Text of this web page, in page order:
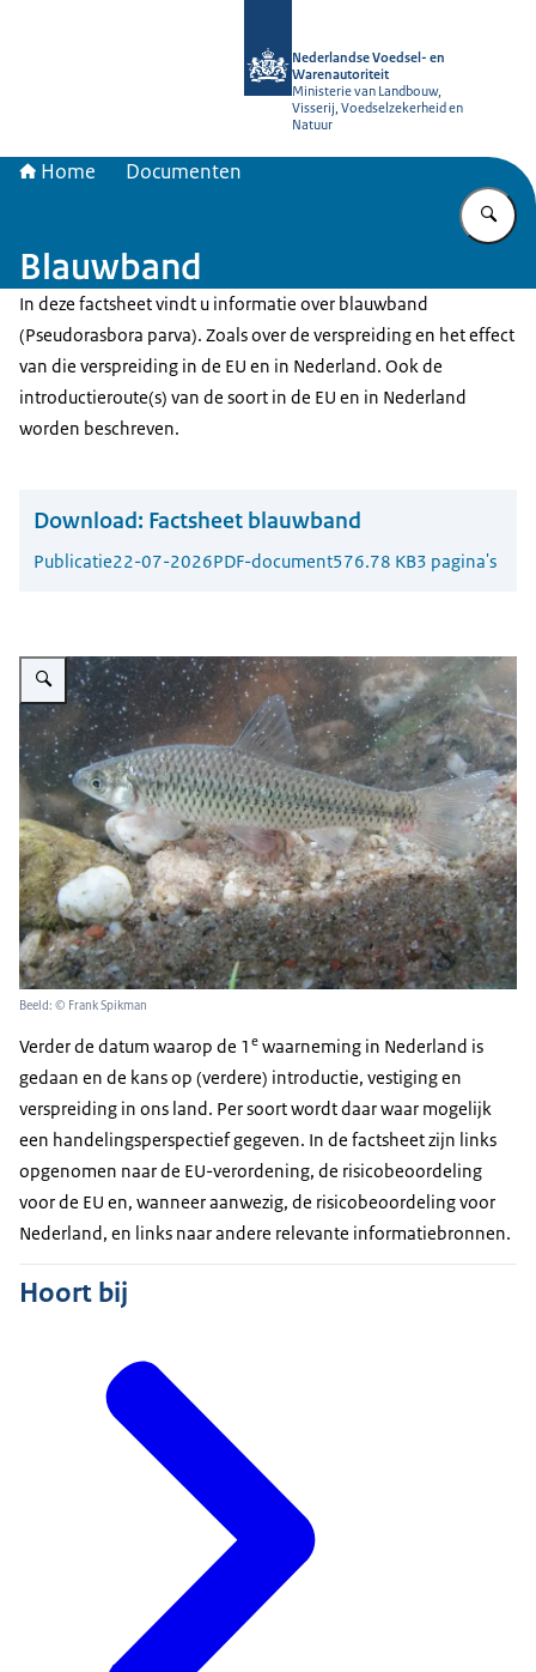
Nederlandse Voedsel- en
Warenautoriteit
Ministerie van Landbouw,
Visserij, Voedselzekerheid en
Natuur
Home Documenten
Blauwband
In deze factsheet vindt u informatie over blauwband
(Pseudorasbora parva). Zoals over de verspreiding en het effect
van die verspreiding in de EU en in Nederland. Ook de
introductieroute(s) van de soort in de EU en in Nederland
worden beschreven.
Download: Factsheet blauwband
Publicatie22-07-2026PDF-document576.78 KB3 pagina's
Vergroot afbeelding Blauwband
Beeld: © Frank Spikman
Verder de datum waarop de 1 e waarneming in Nederland is
gedaan en de kans op (verdere) introductie, vestiging en
verspreiding in ons land. Per soort wordt daar waar mogelijk
een handelingsperspectief gegeven. In de factsheet zijn links
opgenomen naar de EU-verordening, de risicobeoordeling
voor de EU en, wanneer aanwezig, de risicobeoordeling voor
Nederland, en links naar andere relevante informatiebronnen.
Hoort bij